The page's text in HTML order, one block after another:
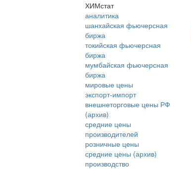
ХИМстат
аналитика
шанхайская фьючерсная
биржа
токийская фьючерсная
биржа
мумбайская фьючерсная
биржа
мировые цены
экспорт-импорт
внешнеторговые цены РФ
(архив)
средние цены
производителей
розничные цены
средние цены (архив)
производство